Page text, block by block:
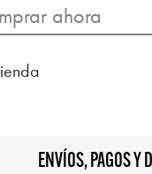
ahora
ENVÍOS, PAGOS Y